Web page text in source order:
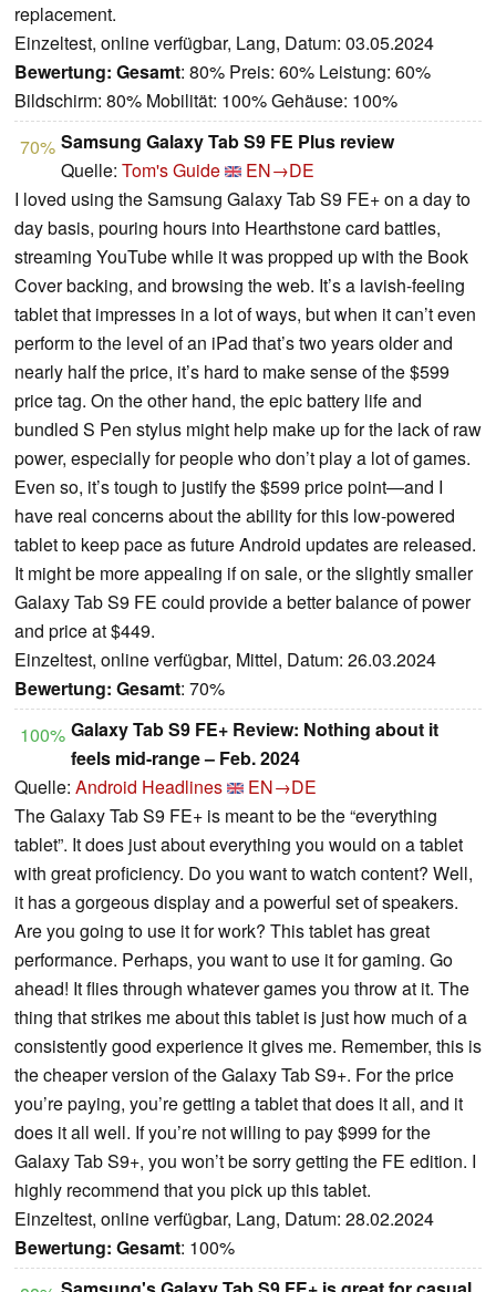
replacement.
Einzeltest, online verfügbar, Lang, Datum: 03.05.2024
Bewertung: Gesamt: 80% Preis: 60% Leistung: 60%
Bildschirm: 80% Mobilität: 100% Gehäuse: 100%
70% Samsung Galaxy Tab S9 FE Plus review
Quelle: Tom's Guide
EN→DE
I loved using the Samsung Galaxy Tab S9 FE+ on a day to
day basis, pouring hours into Hearthstone card battles,
streaming YouTube while it was propped up with the Book
Cover backing, and browsing the web. It’s a lavish-feeling
tablet that impresses in a lot of ways, but when it can’t even
perform to the level of an iPad that’s two years older and
nearly half the price, it’s hard to make sense of the $599
price tag. On the other hand, the epic battery life and
bundled S Pen stylus might help make up for the lack of raw
power, especially for people who don’t play a lot of games.
Even so, it’s tough to justify the $599 price point—and I
have real concerns about the ability for this low-powered
tablet to keep pace as future Android updates are released.
It might be more appealing if on sale, or the slightly smaller
Galaxy Tab S9 FE could provide a better balance of power
and price at $449.
Einzeltest, online verfügbar, Mittel, Datum: 26.03.2024
Bewertung: Gesamt: 70%
100% Galaxy Tab S9 FE+ Review: Nothing about it
feels mid-range – Feb. 2024
Quelle: Android Headlines
EN→DE
The Galaxy Tab S9 FE+ is meant to be the “everything
tablet”. It does just about everything you would on a tablet
with great proficiency. Do you want to watch content? Well,
it has a gorgeous display and a powerful set of speakers.
Are you going to use it for work? This tablet has great
performance. Perhaps, you want to use it for gaming. Go
ahead! It flies through whatever games you throw at it. The
thing that strikes me about this tablet is just how much of a
consistently good experience it gives me. Remember, this is
the cheaper version of the Galaxy Tab S9+. For the price
you’re paying, you’re getting a tablet that does it all, and it
does it all well. If you’re not willing to pay $999 for the
Galaxy Tab S9+, you won’t be sorry getting the FE edition. I
highly recommend that you pick up this tablet.
Einzeltest, online verfügbar, Lang, Datum: 28.02.2024
Bewertung: Gesamt: 100%